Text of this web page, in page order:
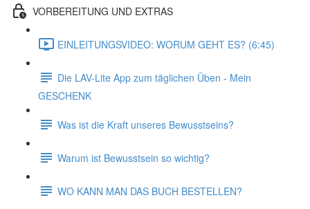
VORBEREITUNG UND EXTRAS
EINLEITUNGSVIDEO: WORUM GEHT ES? (6:45)
Die LAV-Lite App zum täglichen Üben - Mein
GESCHENK
Was ist die Kraft unseres Bewusstseins?
Warum ist Bewusstsein so wichtig?
WO KANN MAN DAS BUCH BESTELLEN?